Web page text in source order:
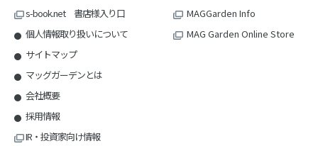
s-book.net 書店様入り口
個人情報取り扱いについて
サイトマップ
マッグガーデンとは
会社概要
採用情報
IR・投資家向け情報
MAGGarden Info
MAG Garden Online Store